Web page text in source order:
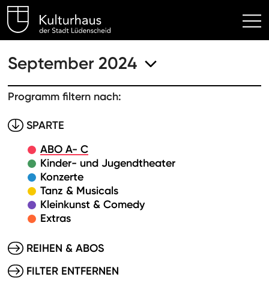
Kulturhaus Lüdenscheid
September 2024
Programm filtern nach:
SPARTE
ABO A- C
Kinder- und Jugendtheater
Konzerte
Tanz & Musicals
Kleinkunst & Comedy
Extras
REIHEN & ABOS
FILTER ENTFERNEN